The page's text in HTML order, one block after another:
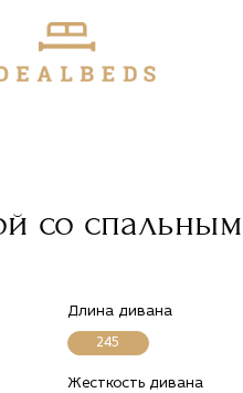
со
Длина дивана
245
Жесткость дивана